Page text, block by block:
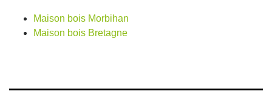
Maison bois Morbihan
Maison bois Bretagne